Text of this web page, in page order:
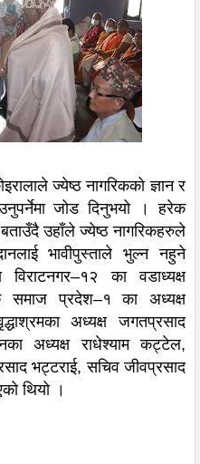
ज्येष्ठ नागरिकको ज्ञान र
जोड दिनुभयो । हरेक
उहाँले ज्येष्ठ नागरिकहरुले
भावीपुस्ताले भुल्न नहुने
का वडाध्यक्ष
समाज प्रदेश–१ का अध्यक्ष
अध्यक्ष जगतप्रसाद
अध्यक्ष राधेश्याम कट्टेल,
भट्टराई, सचिव जीवप्रसाद
थियो ।